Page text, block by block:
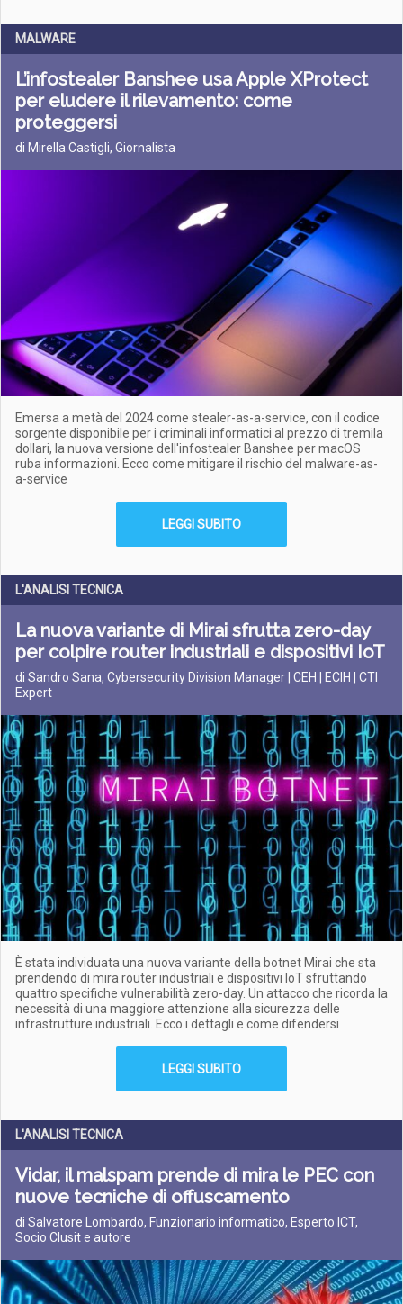
MALWARE
L’infostealer Banshee usa Apple XProtect
per eludere il rilevamento: come
proteggersi
di Mirella Castigli, Giornalista
Emersa a metà del 2024 come stealer-as-a-service, con il codice
sorgente disponibile per i criminali informatici al prezzo di tremila
dollari, la nuova versione dell'infostealer Banshee per macOS
ruba informazioni. Ecco come mitigare il rischio del malware-as-
a-service
LEGGI SUBITO
L'ANALISI TECNICA
La nuova variante di Mirai sfrutta zero-day
per colpire router industriali e dispositivi IoT
di Sandro Sana, Cybersecurity Division Manager | CEH | ECIH | CTI
Expert
È stata individuata una nuova variante della botnet Mirai che sta
prendendo di mira router industriali e dispositivi IoT sfruttando
quattro specifiche vulnerabilità zero-day. Un attacco che ricorda la
necessità di una maggiore attenzione alla sicurezza delle
infrastrutture industriali. Ecco i dettagli e come difendersi
LEGGI SUBITO
L'ANALISI TECNICA
Vidar, il malspam prende di mira le PEC con
nuove tecniche di offuscamento
di Salvatore Lombardo, Funzionario informatico, Esperto ICT,
Socio Clusit e autore